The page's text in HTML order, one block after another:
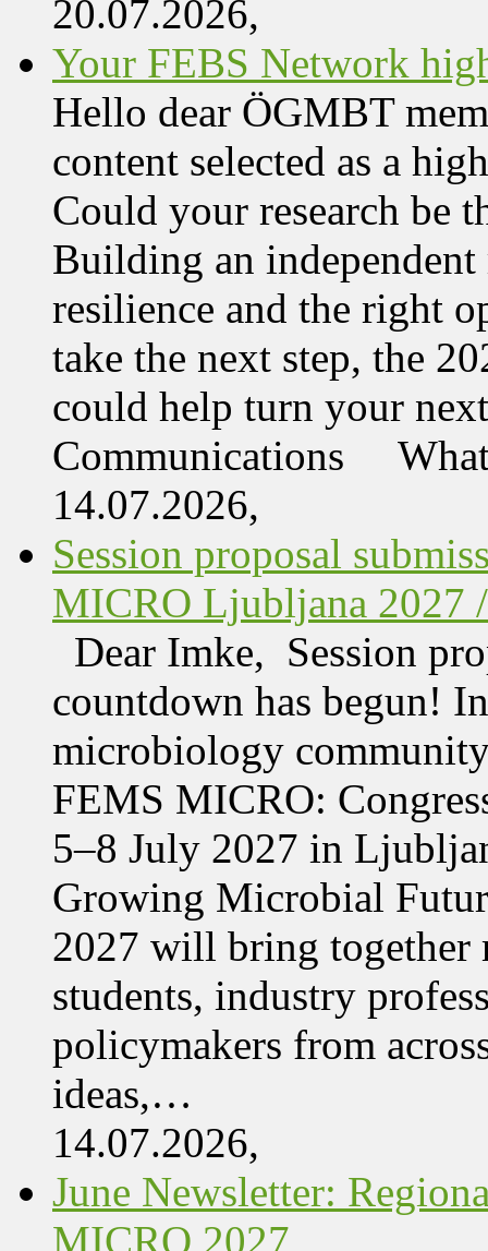
20.07.2026,
Your FEBS Network
Hello dear ÖGMBT
content selected as a
Could your research be
Building an independent
resilience and the right
take the next step, the
could help turn your
Communications
14.07.2026,
Session proposal
MICRO Ljubljana 2027
Dear Imke, Session
countdown has begun!
microbiology
FEMS MICRO:
5–8 July 2027 in
Growing Microbial
2027 will bring together
students, industry
policymakers from
ideas,…
14.07.2026,
June Newsletter:
MICRO 2027